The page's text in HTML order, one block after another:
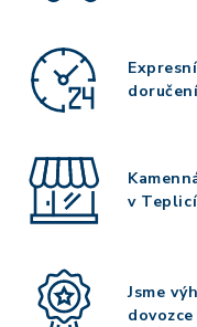
Expresní
v
Jsme
dovozce